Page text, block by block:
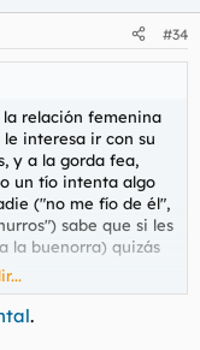
#34
la relación femenina
interesa ir con su
y a la gorda fea,
un tío intenta algo
("no me fío de él",
sabe que si les
la buenorra) quizás
.